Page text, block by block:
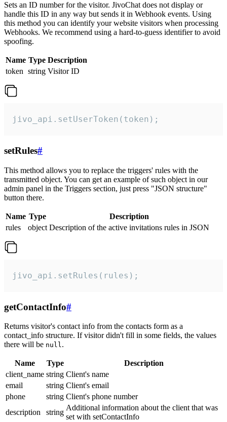
Sets an ID number for the visitor. JivoChat does not display or
handle this ID in any way but sends it in Webhook events. Using
this method you can identify your website visitors when processing
Webhooks. We recommend using a hard-to-guess identifier to avoid
spoofing.
Name Type Description
token string Visitor ID
jivo_api.setUserToken(token);
setRules#
This method allows you to replace the triggers' rules with the
transmitted object. You can get an example of such object in our
admin panel in the Triggers section, just press "JSON structure"
button there.
Name Type
Description
rules
object Description of the active invitations rules in JSON
jivo_api.setRules(rules);
getContactInfo#
Returns visitor's contact info from the contacts form as a
contact_info structure. If visitor didn't fill in some fields, the values
there will be null.
Name Type
Description
client_name string Client's name
email
string Client's email
phone
string Client's phone number
description
string
Additional information about the client that was
set with setContactInfo